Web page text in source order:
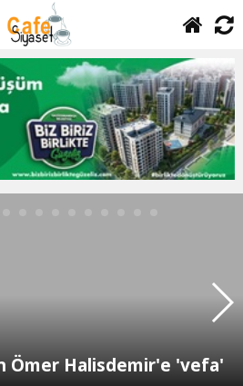
Ömer Halisdemir'e 'vefa'